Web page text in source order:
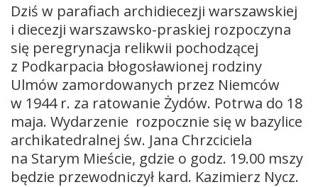
Dziś w parafiach archidiecezji warszawskiej
i diecezji warszawsko-praskiej rozpoczyna
się peregrynacja relikwii pochodzącej
z Podkarpacia błogosławionej rodziny
Ulmów zamordowanych przez Niemców
w 1944 r. za ratowanie Żydów. Potrwa do 18
maja. Wydarzenie rozpocznie się w bazylice
archikatedralnej św. Jana Chrzciciela
na Starym Mieście, gdzie o godz. 19.00 mszy
będzie przewodniczył kard. Kazimierz Nycz.